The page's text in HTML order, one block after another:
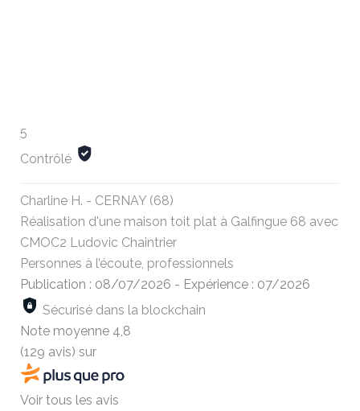
5
Contrôlé
Charline H. - CERNAY (68)
Réalisation d'une maison toit plat à Galfingue 68 avec
CMOC2 Ludovic Chaintrier
Personnes à l’écoute, professionnels
Publication : 08/07/2026 - Expérience : 07/2026
Sécurisé dans la blockchain
Note moyenne 4,8
(129 avis) sur
Voir tous les avis